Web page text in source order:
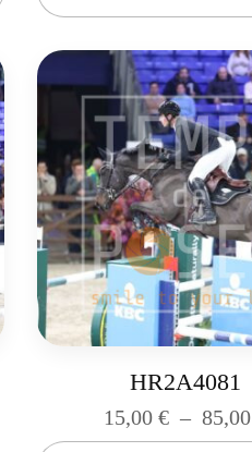
HR2A4081
15,00 € – 85,00